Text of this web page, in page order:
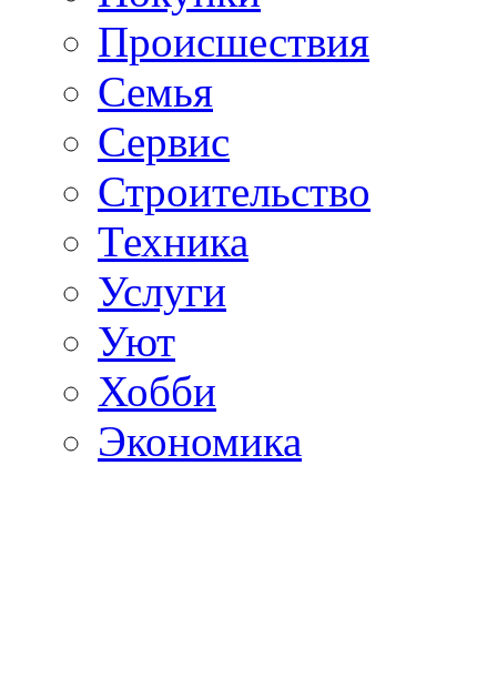
Происшествия
Семья
Сервис
Строительство
Техника
Услуги
Уют
Хобби
Экономика